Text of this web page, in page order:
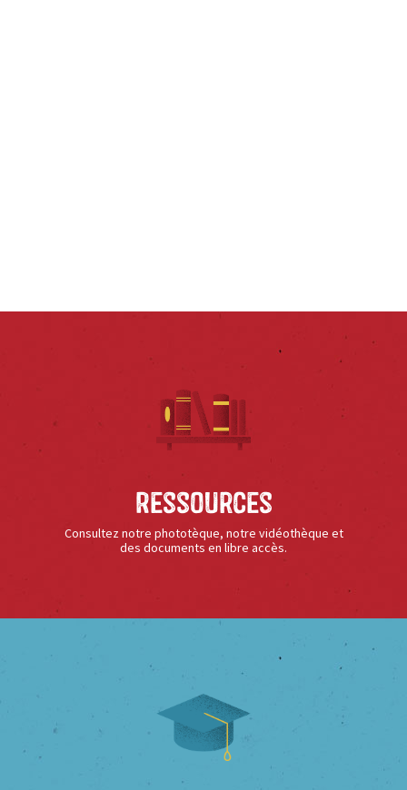
Ressources
Consultez notre phototèque, notre vidéothèque et
des documents en libre accès.